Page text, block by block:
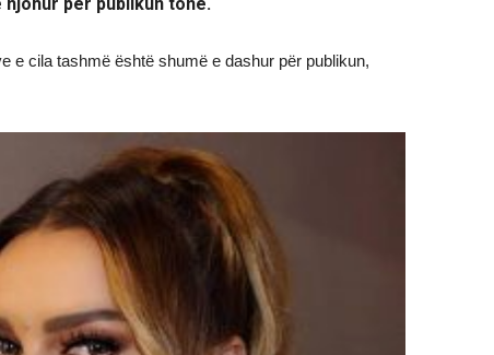
e cila tashmë është shumë e dashur për publikun,